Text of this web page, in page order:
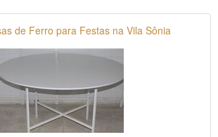
de Ferro para Festas na Vila Sônia